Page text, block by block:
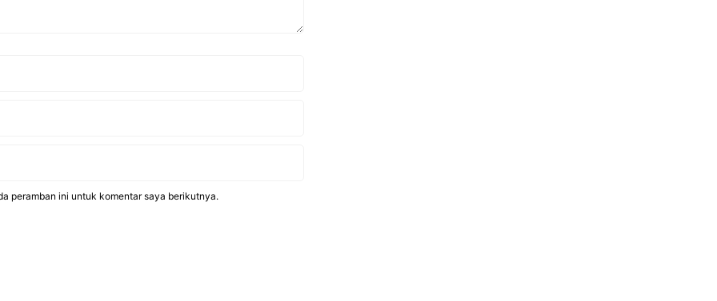
peramban ini untuk komentar saya berikutnya.